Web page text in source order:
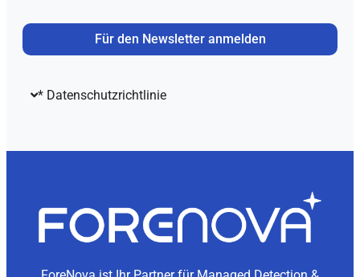
Für den Newsletter anmelden
* Datenschutzrichtlinie